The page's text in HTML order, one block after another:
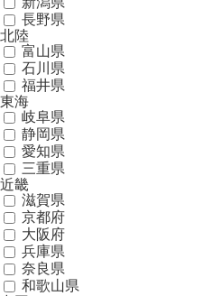
長野県
北陸
富山県
石川県
福井県
東海
岐阜県
静岡県
愛知県
三重県
近畿
滋賀県
京都府
大阪府
兵庫県
奈良県
和歌山県